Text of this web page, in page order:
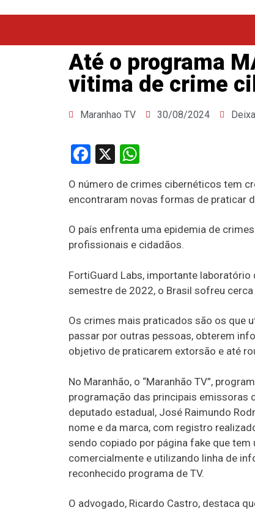
Até o programa
vitima de crime
Maranhao TV 30/08/2024
Facebook
X
O número de crimes cibernéticos tem
encontraram novas formas de praticar
O país enfrenta uma epidemia de
profissionais e cidadãos.
FortiGuard Labs, importante
semestre de 2022, o Brasil sofreu
Os crimes mais praticados são os que
passar por outras pessoas, obterem
objetivo de praticarem extorsão e até
No Maranhão, o “Maranhão TV”,
programação das principais emissoras
deputado estadual, José Raimundo
nome e da marca, com registro
sendo copiado por página fake que
comercialmente e utilizando linha de
reconhecido programa de TV.
O advogado, Ricardo Castro, destaca